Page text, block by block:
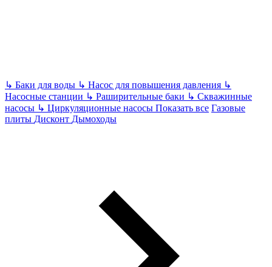
↳ Баки для воды ↳ Насос для повышения давления ↳
Насосные станции ↳ Раширительные баки ↳ Скважинные
насосы ↳ Циркуляционные насосы Показать все Газовые
плиты Дисконт Дымоходы